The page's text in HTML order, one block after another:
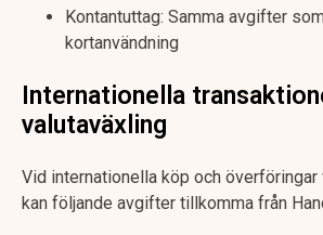
Kontantuttag: Samma avgifter
kortanvändning
Internationella
valutaväxling
Vid internationella köp och överföringar
kan följande avgifter tillkomma från